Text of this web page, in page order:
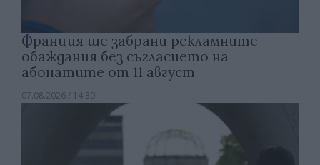
Франция ще забрани рекламните
обаждания без съгласието на
абонатите от 11 август
07.08.2026 / 14:30